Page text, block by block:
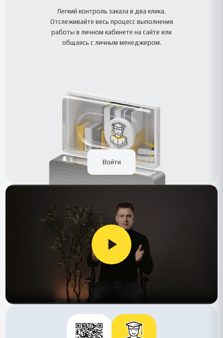
Легкий контроль заказа в два клика.
Отслеживайте весь процесс выполнения
работы в личном кабинете на сайте или
общаясь с личным менеджером.
Войти